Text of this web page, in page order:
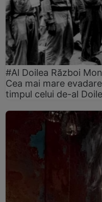
#Al Doilea Război
Cea mai mare
timpul celui de-al